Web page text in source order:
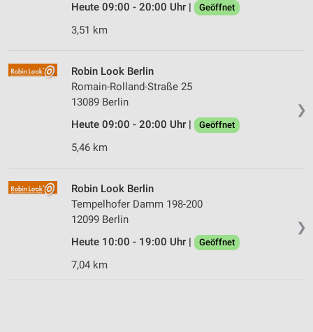
Heute 09:00 - 20:00 Uhr |
Geöffnet
3,51 km
❯
Robin Look Berlin
Romain-Rolland-Straße 25
13089 Berlin
Heute 09:00 - 20:00 Uhr |
Geöffnet
5,46 km
❯
Robin Look Berlin
Tempelhofer Damm 198-200
12099 Berlin
Heute 10:00 - 19:00 Uhr |
Geöffnet
7,04 km